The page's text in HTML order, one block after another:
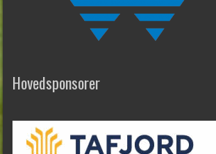
Hovedsponsorer